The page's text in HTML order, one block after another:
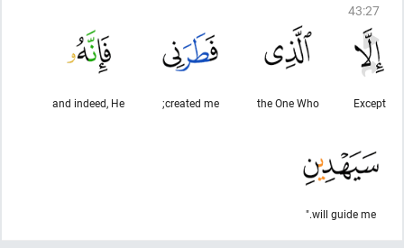
43:27
Except
the One Who
created me;
and indeed, He
will guide me."